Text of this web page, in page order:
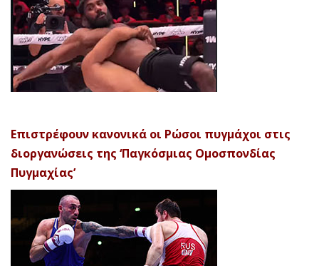
Επιστρέφουν κανονικά οι Ρώσοι πυγμάχοι στις
διοργανώσεις της ‘Παγκόσμιας Ομοσπονδίας
Πυγμαχίας’